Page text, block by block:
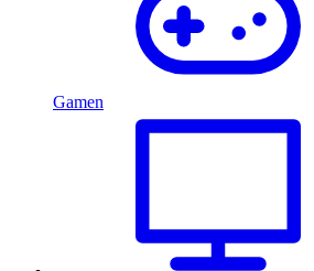
Gamen